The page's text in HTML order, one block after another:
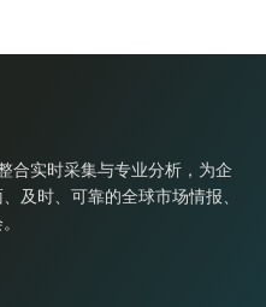
合实时采集与专业分析，为企
及时、可靠的全球市场情报、